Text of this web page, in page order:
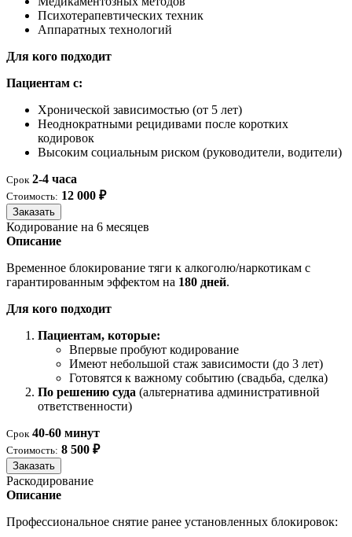
Психотерапевтических техник
Аппаратных технологий
Для кого подходит
Пациентам с:
Хронической зависимостью (от 5 лет)
Неоднократными рецидивами после коротких
кодировок
Высоким социальным риском (руководители, водители)
Срок 2-4 часа
Стоимость: 12 000 ₽
Заказать
Кодирование на 6 месяцев
Описание
Временное блокирование тяги к алкоголю/наркотикам с
гарантированным эффектом на 180 дней.
Для кого подходит
Пациентам, которые:
Впервые пробуют кодирование
Имеют небольшой стаж зависимости (до 3 лет)
Готовятся к важному событию (свадьба, сделка)
По решению суда (альтернатива административной
ответственности)
Срок 40-60 минут
Стоимость: 8 500 ₽
Заказать
Раскодирование
Описание
Профессиональное снятие ранее установленных блокировок: